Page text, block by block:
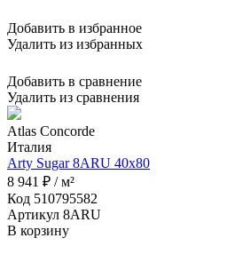
Добавить в избранное
Удалить из избранных
Добавить в сравнение
Удалить из сравнения
Atlas Concorde
Италия
Arty Sugar 8ARU 40x80
8 941 ₽ / м²
Код 510795582
Артикул 8ARU
В корзину